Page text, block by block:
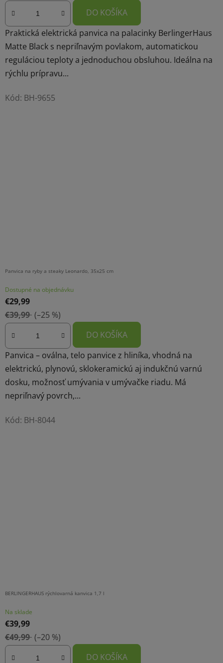
DO KOŠÍKA
Praktická elektrická panvica na palacinky BerlingerHaus
Matte Black s nepriľnavým povlakom, automatickou
reguláciou teploty a jednoduchou obsluhou. Ideálna na
rýchlu prípravu...
Kód: BH-9655
Panvica na ryby a steaky Leonardo, 35x25 cm
Dostupné na objednávku
€29,99
€39,99 (–25 %)
DO KOŠÍKA
Panvica – oválna, telo panvice z hliníka, vhodná na
elektrickú, plynovú, sklokeramickú aj indukčnú varnú
dosku, možnosť umývania v umývačke riadu. Má
nepriľnavý povrch,...
Kód: BH-8044
BERLINGERHAUS rýchlovarná kanvica 1,7 l
Na sklade
€39,99
€49,99 (–20 %)
DO KOŠÍKA